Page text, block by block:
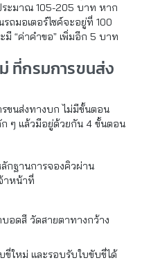
ระมาณ 105-205 บาท หาก
ถมอเตอร์ไซค์จะอยู่ที่ 100
“ค่าคำขอ” เพิ่มอีก 5 บาท
ที่กรมการขนส่ง
ขนส่งทางบก ไม่มีขั้นตอน
ๆ แล้วมีอยู่ด้วยกัน 4 ขั้นตอน
กฐานการจองคิวผ่าน
าหน้าที่
อดสี วัดสายตาทางกว้าง
ขี่ใหม่ และรอบรับใบขับขี่ได้